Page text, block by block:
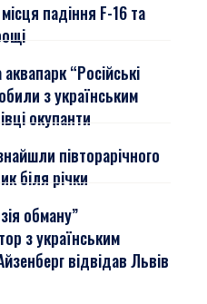
падіння F-16 та
“Російські
з українським
окупанти
півторарічного
біля річки
обману”
з українським
відвідав Львів